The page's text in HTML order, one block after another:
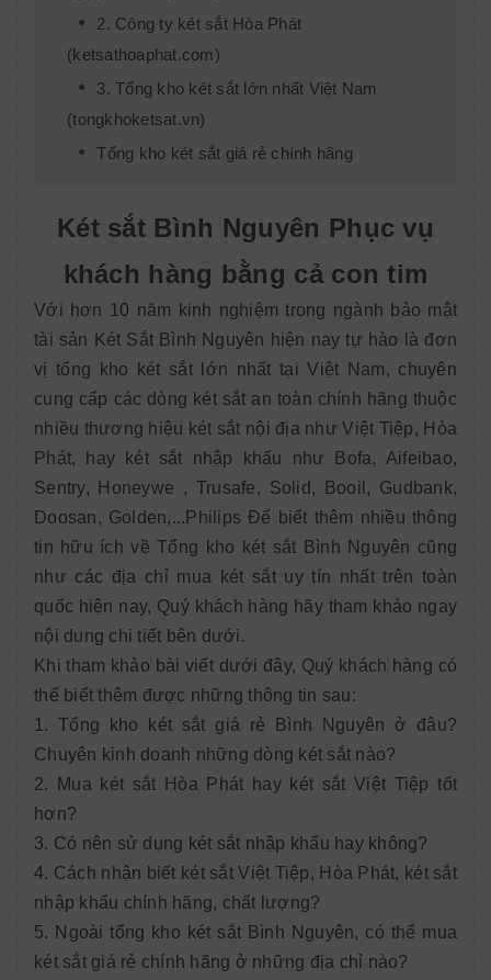
2. Công ty két sắt Hòa Phát
(ketsathoaphat.com)
3. Tổng kho két sắt lớn nhất Việt Nam
(tongkhoketsat.vn)
Tổng kho két sắt giá rẻ chính hãng
Két sắt Bình Nguyên Phục vụ
khách hàng bằng cả con tim
Với hơn 10 năm kinh nghiệm trong ngành bảo mật
tài sản Két Sắt Bình Nguyên hiện nay tự hào là đơn
vị tổng kho két sắt lớn nhất tại Việt Nam, chuyên
cung cấp các dòng két sắt an toàn chính hãng thuộc
nhiều thương hiệu két sắt nội địa như Việt Tiệp, Hòa
Phát, hay két sắt nhập khẩu như Bofa, Aifeibao,
Sentry, Honeywe , Trusafe, Solid, Booil, Gudbank,
Doosan, Golden,...Philips Để biết thêm nhiều thông
tin hữu ích về Tổng kho két sắt Bình Nguyên cũng
như các địa chỉ mua két sắt uy tín nhất trên toàn
quốc hiện nay, Quý khách hàng hãy tham khảo ngay
nội dung chi tiết bên dưới.
Khi tham khảo bài viết dưới đây, Quý khách hàng có
thể biết thêm được những thông tin sau:
1. Tổng kho két sắt giá rẻ Bình Nguyên ở đâu?
Chuyên kinh doanh những dòng két sắt nào?
2. Mua két sắt Hòa Phát hay két sắt Việt Tiệp tốt
hơn?
3. Có nên sử dụng két sắt nhập khẩu hay không?
4. Cách nhận biết két sắt Việt Tiệp, Hòa Phát, két sắt
nhập khẩu chính hãng, chất lượng?
5. Ngoài tổng kho két sắt Bình Nguyên, có thể mua
két sắt giá rẻ chính hãng ở những địa chỉ nào?